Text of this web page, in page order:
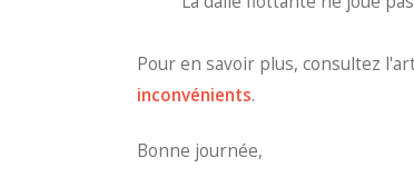
Pour en savoir plus, consultez
inconvénients.
Bonne journée,